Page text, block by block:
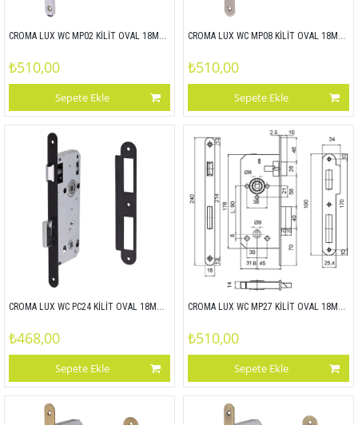
CROMA LUX WC MP02 KİLİT OVAL 18MM 45x90
₺510,00
Sepete Ekle
CROMA LUX WC MP08 KİLİT OVAL 18MM 45x90
₺510,00
Sepete Ekle
CROMA LUX WC PC24 KİLİT OVAL 18MM 45x90
₺468,00
Sepete Ekle
CROMA LUX WC MP27 KİLİT OVAL 18MM 45x90
₺510,00
Sepete Ekle